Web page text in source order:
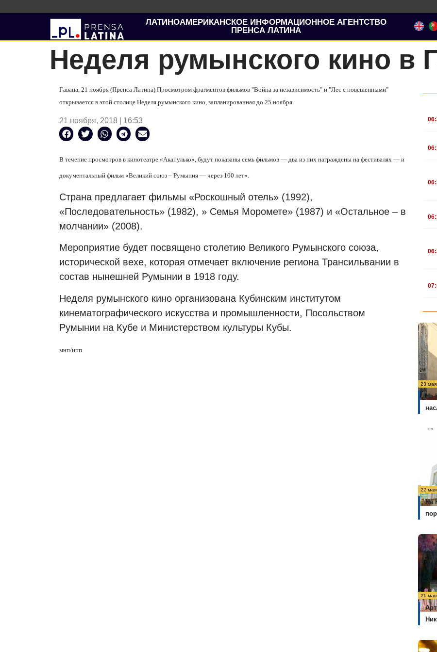
ЛАТИНОАМЕРИКАНСКОЕ ИНФОРМАЦИОННОЕ АГЕНТСТВО
ПРЕНСА ЛАТИНА
Неделя румынского кино в
Гавана, 21 ноября (Пренса Латина) Просмотром фрагментов фильмов "Война за независимость" и "Лес с повешенными"
открывается в этой столице Неделя румынского кино, запланированная до 25 ноября.
21 ноября, 2018 | 16:53
В течение просмотров в кинотеатре «Акапулько», будут показаны семь фильмов — два из них награждены на фестивалях — и
документальный фильм «Великий союз – Румыния — через 100 лет».
Страна предлагает фильмы «Роскошный отель» (1992),
«Последовательность» (1982), » Семья Моромете» (1987) и «Остальное – в
молчании» (2008).
Мероприятие будет посвящено столетию Великого Румынского союза,
исторической вехе, которая отмечает включение региона Трансильвании в
состав нынешней Румынии в 1918 году.
Неделя румынского кино организована Кубинским институтом
кинематографического искусства и промышленности, Посольством
Румынии на Кубе и Министерством культуры Кубы.
мнп/ипп
.
.
.
.
.
.
23
На
22
На
21